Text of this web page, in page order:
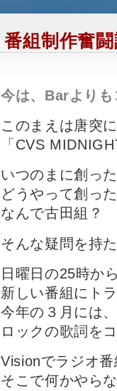
番組制作奮
今は、Barより
このまえは唐突
「CVS
いつのまに創っ
どうやって創っ
なんで古田組？
そんな疑問を持
日曜日の25時か
新しい番組にト
今年の３月には
ロックの歌詞を
Visionでラジオ
そこで何かやら